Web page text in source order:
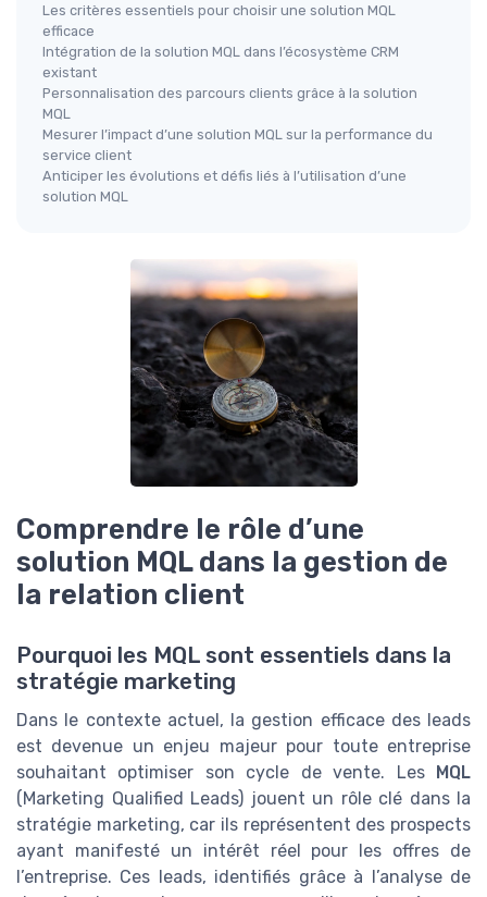
Les critères essentiels pour choisir une solution MQL
efficace
Intégration de la solution MQL dans l’écosystème CRM
existant
Personnalisation des parcours clients grâce à la solution
MQL
Mesurer l’impact d’une solution MQL sur la performance du
service client
Anticiper les évolutions et défis liés à l’utilisation d’une
solution MQL
Comprendre le rôle d’une
solution MQL dans la gestion de
la relation client
Pourquoi les MQL sont essentiels dans la
stratégie marketing
Dans le contexte actuel, la gestion efficace des leads
est devenue un enjeu majeur pour toute entreprise
souhaitant optimiser son cycle de vente. Les MQL
(Marketing Qualified Leads) jouent un rôle clé dans la
stratégie marketing, car ils représentent des prospects
ayant manifesté un intérêt réel pour les offres de
l’entreprise. Ces leads, identifiés grâce à l’analyse de